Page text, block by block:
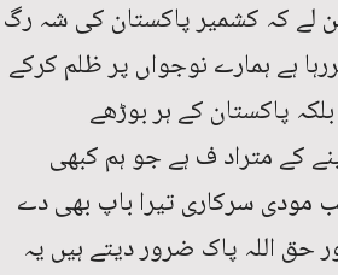
لے کہ کشمیر پاکستان کی شہ رگ
ہے ہمارے نوجواں پر ظلم کرکے
پاکستان کے ہر بوڑھے
کے متراد ف ہے جو ہم کبھی
مودی سرکاری تیرا باپ بھی دے
حق اللہ پاک ضرور دیتے ہیں یہ